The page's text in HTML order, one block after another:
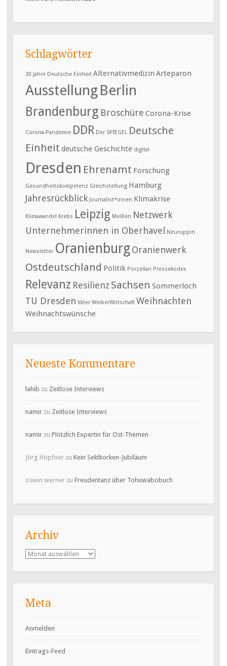
Schlagwörter
30 Jahre Deutsche Einheit Alternativmedizin Arteparon
AusstellungBerlin
Brandenburg Broschüre Corona-Krise
Corona-Pandemie DDR Der SPIEGEL
Deutsche
Einheit deutsche Geschichte digital
Dresden Ehrenamt Forschung
Gesundheitskompetenz Gleichstellung Hamburg
Jahresrückblick Journalist*innen Klimakrise
Klimawandel Krebs Leipzig Meißen Netzwerk
Unternehmerinnen in Oberhavel Neuruppin
Newsletter OranienburgOranienwerk
Ostdeutschland Politik Porzellan Pressekodex
Relevanz Resilienz Sachsen Sommerloch
TU Dresden Väter WeiberWirtschaft Weihnachten
Weihnachtswünsche
Neueste Kommentare
lahib zu Zeitlose Interviews
namirzu Zeitlose Interviews
namirzu Plötzlich Expertin für Ost-Themen
Jörg Höpfnerzu Kein Sektkorken-Jubiläum
oswin wernerzu Freudentanz über Tohuwabobuch
Archiv
Archiv
Meta
Anmelden
Eintrags-Feed